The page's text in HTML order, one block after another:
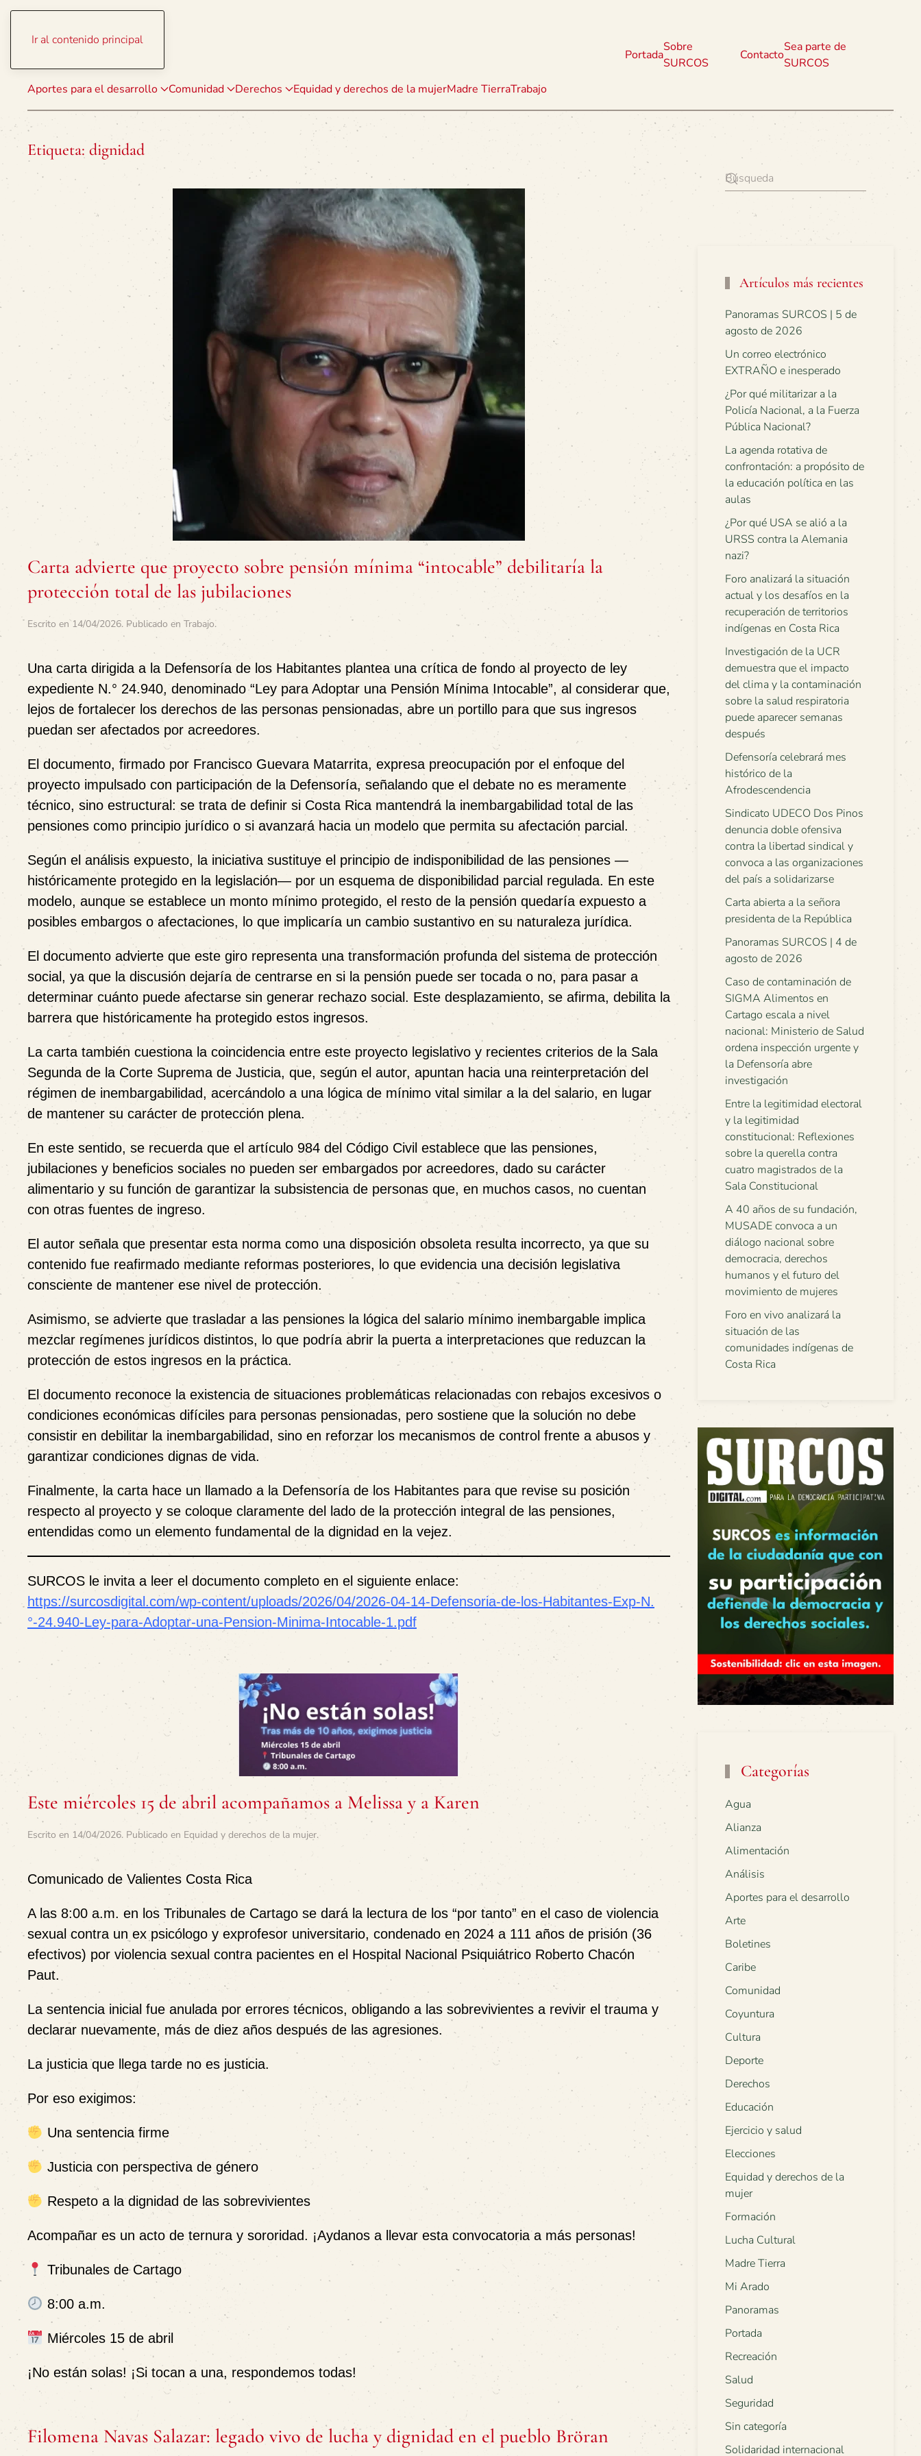
Ir al contenido principal
Aportes para el desarrollo Comunidad Derechos Equidad y derechos de la mujerMadre TierraTrabajo
Portada
Sobre
SURCOS
Contacto
Sea parte de
SURCOS
Etiqueta: dignidad
Carta advierte que proyecto sobre pensión mínima “intocable” debilitaría la
protección total de las jubilaciones
Escrito en14/04/2026. Publicado en Trabajo.
Una carta dirigida a la Defensoría de los Habitantes plantea una crítica de fondo al proyecto de ley
expediente N.° 24.940, denominado “Ley para Adoptar una Pensión Mínima Intocable”, al considerar que,
lejos de fortalecer los derechos de las personas pensionadas, abre un portillo para que sus ingresos
puedan ser afectados por acreedores.
El documento, firmado por Francisco Guevara Matarrita, expresa preocupación por el enfoque del
proyecto impulsado con participación de la Defensoría, señalando que el debate no es meramente
técnico, sino estructural: se trata de definir si Costa Rica mantendrá la inembargabilidad total de las
pensiones como principio jurídico o si avanzará hacia un modelo que permita su afectación parcial.
Según el análisis expuesto, la iniciativa sustituye el principio de indisponibilidad de las pensiones —
históricamente protegido en la legislación— por un esquema de disponibilidad parcial regulada. En este
modelo, aunque se establece un monto mínimo protegido, el resto de la pensión quedaría expuesto a
posibles embargos o afectaciones, lo que implicaría un cambio sustantivo en su naturaleza jurídica.
El documento advierte que este giro representa una transformación profunda del sistema de protección
social, ya que la discusión dejaría de centrarse en si la pensión puede ser tocada o no, para pasar a
determinar cuánto puede afectarse sin generar rechazo social. Este desplazamiento, se afirma, debilita la
barrera que históricamente ha protegido estos ingresos.
La carta también cuestiona la coincidencia entre este proyecto legislativo y recientes criterios de la Sala
Segunda de la Corte Suprema de Justicia, que, según el autor, apuntan hacia una reinterpretación del
régimen de inembargabilidad, acercándolo a una lógica de mínimo vital similar a la del salario, en lugar
de mantener su carácter de protección plena.
En este sentido, se recuerda que el artículo 984 del Código Civil establece que las pensiones,
jubilaciones y beneficios sociales no pueden ser embargados por acreedores, dado su carácter
alimentario y su función de garantizar la subsistencia de personas que, en muchos casos, no cuentan
con otras fuentes de ingreso.
El autor señala que presentar esta norma como una disposición obsoleta resulta incorrecto, ya que su
contenido fue reafirmado mediante reformas posteriores, lo que evidencia una decisión legislativa
consciente de mantener ese nivel de protección.
Asimismo, se advierte que trasladar a las pensiones la lógica del salario mínimo inembargable implica
mezclar regímenes jurídicos distintos, lo que podría abrir la puerta a interpretaciones que reduzcan la
protección de estos ingresos en la práctica.
El documento reconoce la existencia de situaciones problemáticas relacionadas con rebajos excesivos o
condiciones económicas difíciles para personas pensionadas, pero sostiene que la solución no debe
consistir en debilitar la inembargabilidad, sino en reforzar los mecanismos de control frente a abusos y
garantizar condiciones dignas de vida.
Finalmente, la carta hace un llamado a la Defensoría de los Habitantes para que revise su posición
respecto al proyecto y se coloque claramente del lado de la protección integral de las pensiones,
entendidas como un elemento fundamental de la dignidad en la vejez.
SURCOS le invita a leer el documento completo en el siguiente enlace:
https://surcosdigital.com/wp-content/uploads/2026/04/2026-04-14-Defensoria-de-los-Habitantes-Exp-N.
°-24.940-Ley-para-Adoptar-una-Pension-Minima-Intocable-1.pdf
Este miércoles 15 de abril acompañamos a Melissa y a Karen
Escrito en 14/04/2026. Publicado en Equidad y derechos de la mujer.
Comunicado de Valientes Costa Rica
A las 8:00 a.m. en los Tribunales de Cartago se dará la lectura de los “por tanto” en el caso de violencia
sexual contra un ex psicólogo y exprofesor universitario, condenado en 2024 a 111 años de prisión (36
efectivos) por violencia sexual contra pacientes en el Hospital Nacional Psiquiátrico Roberto Chacón
Paut.
La sentencia inicial fue anulada por errores técnicos, obligando a las sobrevivientes a revivir el trauma y
declarar nuevamente, más de diez años después de las agresiones.
La justicia que llega tarde no es justicia.
Por eso exigimos:
Una sentencia firme
Justicia con perspectiva de género
Respeto a la dignidad de las sobrevivientes
Acompañar es un acto de ternura y sororidad. ¡Aydanos a llevar esta convocatoria a más personas!
Tribunales de Cartago
8:00 a.m.
Miércoles 15 de abril
¡No están solas! ¡Si tocan a una, respondemos todas!
Filomena Navas Salazar: legado vivo de lucha y dignidad en el pueblo Bröran
Artículos más recientes
Panoramas SURCOS | 5 de
agosto de 2026
Un correo electrónico
EXTRAÑO e inesperado
¿Por qué militarizar a la
Policía Nacional, a la Fuerza
Pública Nacional?
La agenda rotativa de
confrontación: a propósito de
la educación política en las
aulas
¿Por qué USA se alió a la
URSS contra la Alemania
nazi?
Foro analizará la situación
actual y los desafíos en la
recuperación de territorios
indígenas en Costa Rica
Investigación de la UCR
demuestra que el impacto
del clima y la contaminación
sobre la salud respiratoria
puede aparecer semanas
después
Defensoría celebrará mes
histórico de la
Afrodescendencia
Sindicato UDECO Dos Pinos
denuncia doble ofensiva
contra la libertad sindical y
convoca a las organizaciones
del país a solidarizarse
Carta abierta a la señora
presidenta de la República
Panoramas SURCOS | 4 de
agosto de 2026
Caso de contaminación de
SIGMA Alimentos en
Cartago escala a nivel
nacional: Ministerio de Salud
ordena inspección urgente y
la Defensoría abre
investigación
Entre la legitimidad electoral
y la legitimidad
constitucional: Reflexiones
sobre la querella contra
cuatro magistrados de la
Sala Constitucional
A 40 años de su fundación,
MUSADE convoca a un
diálogo nacional sobre
democracia, derechos
humanos y el futuro del
movimiento de mujeres
Foro en vivo analizará la
situación de las
comunidades indígenas de
Costa Rica
Categorías
Agua
Alianza
Alimentación
Análisis
Aportes para el desarrollo
Arte
Boletines
Caribe
Comunidad
Coyuntura
Cultura
Deporte
Derechos
Educación
Ejercicio y salud
Elecciones
Equidad y derechos de la
mujer
Formación
Lucha Cultural
Madre Tierra
Mi Arado
Panoramas
Portada
Recreación
Salud
Seguridad
Sin categoría
Solidaridad internacional